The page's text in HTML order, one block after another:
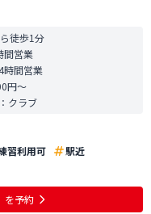
徒歩1分
間営業
時間営業
円〜
クラブ
習利用可
駅近
を予約